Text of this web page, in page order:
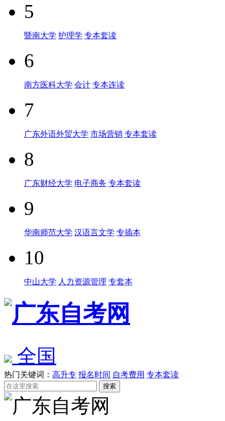
5
暨南大学 护理学 专本套读
6
南方医科大学 会计 专本连读
7
广东外语外贸大学 市场营销 专本套读
8
广东财经大学 电子商务 专本套读
9
华南师范大学 汉语言文学 专插本
10
中山大学 人力资源管理 专套本
全国
热门关键词： 高升专 报名时间 自考费用 专本套读